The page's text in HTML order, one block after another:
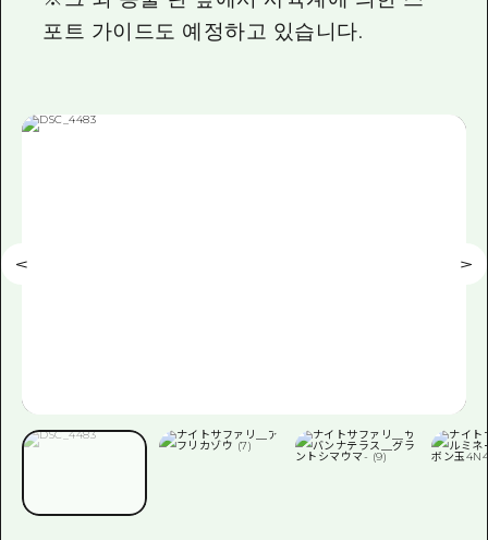
포트 가이드도 예정하고 있습니다.